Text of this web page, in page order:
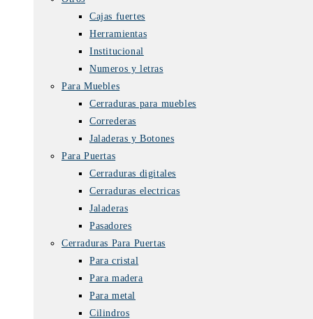
Cajas fuertes
Herramientas
Institucional
Numeros y letras
Para Muebles
Cerraduras para muebles
Correderas
Jaladeras y Botones
Para Puertas
Cerraduras digitales
Cerraduras electricas
Jaladeras
Pasadores
Cerraduras Para Puertas
Para cristal
Para madera
Para metal
Cilindros